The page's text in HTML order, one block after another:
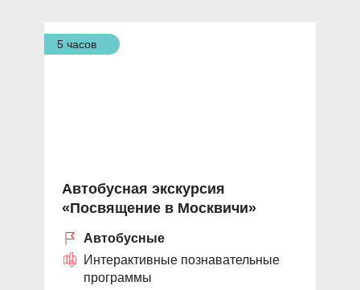
5 часов
Автобусная экскурсия
«Посвящение в Москвичи»
Автобусные
Интерактивные познавательные
программы